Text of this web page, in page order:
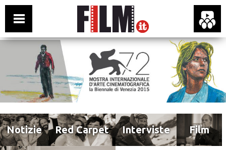
Notizie Red Carpet Interviste Film